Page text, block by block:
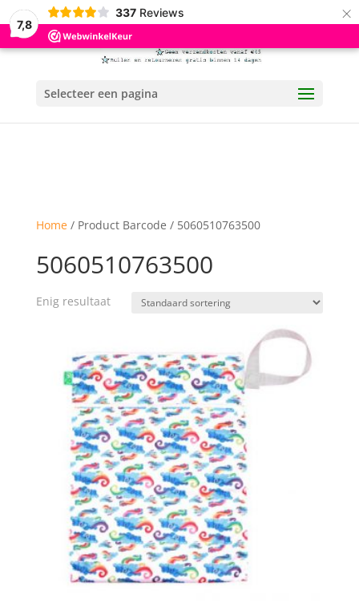
7,8
337 Reviews ×
Selecteer een pagina
Home/ Product Barcode / 5060510763500
5060510763500
Enig resultaat